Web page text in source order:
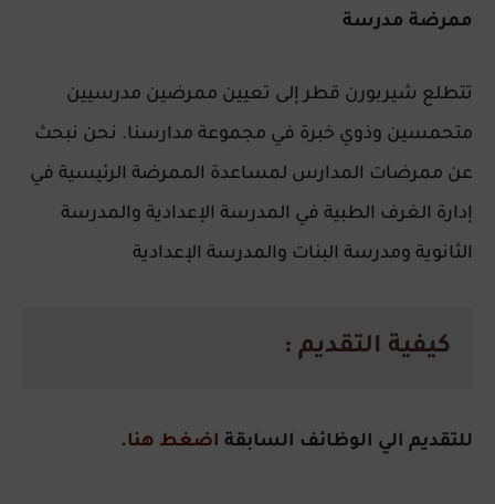
ممرضة مدرسة
تتطلع شيربورن قطر إلى تعيين ممرضين مدرسيين
متحمسين وذوي خبرة في مجموعة مدارسنا. نحن نبحث
عن ممرضات المدارس لمساعدة الممرضة الرئيسية في
إدارة الغرف الطبية في المدرسة الإعدادية والمدرسة
الثانوية ومدرسة البنات والمدرسة الإعدادية
كيفية التقديم :
للتقديم الي الوظائف السابقة اضغط هنا.